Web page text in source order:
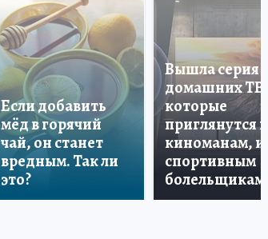
Если добавить
мёд в горячий
чай, он станет
вредным. Так ли
это?
Вышла серия
домашних ТВ,
которые
приглянутся и
киноманам, и
спортивным
болельщикам